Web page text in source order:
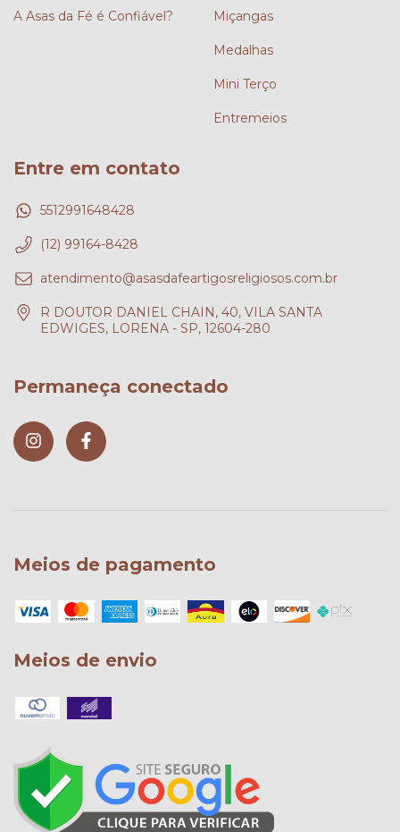
A Asas da Fé é Confiável? Miçangas
Medalhas
Mini Terço
Entremeios
Entre em contato
5512991648428
(12) 99164-8428
atendimento@asasdafeartigosreligiosos.com.br
R DOUTOR DANIEL CHAIN, 40, VILA SANTA
EDWIGES, LORENA - SP, 12604-280
Permaneça conectado
Meios de pagamento
Meios de envio